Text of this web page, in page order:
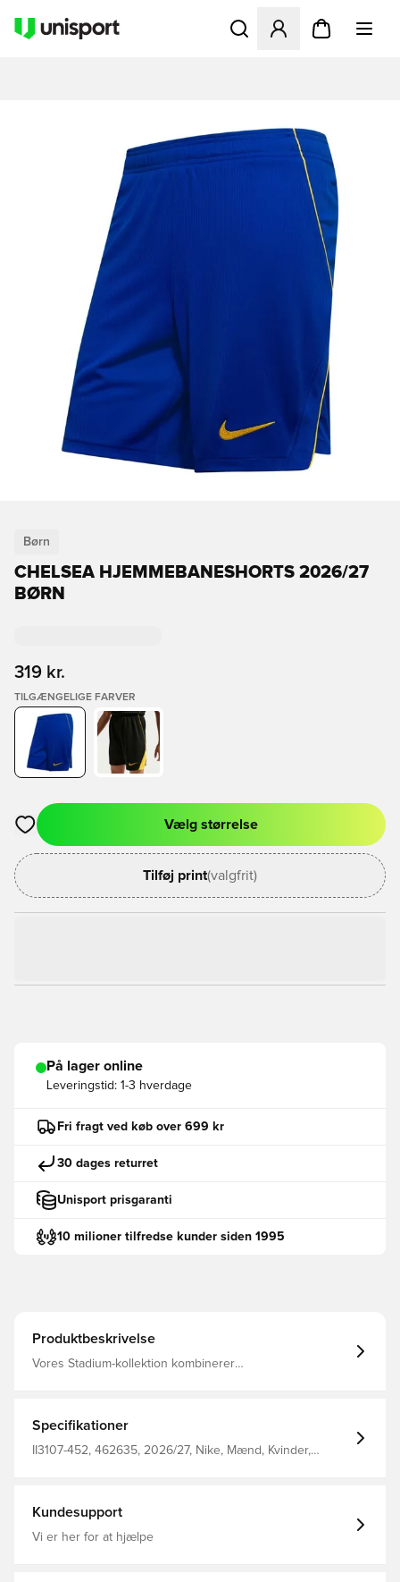
Åbner en Modal til at
Børn
CHELSEA HJEMMEBANESHORTS 2026/27
BØRN
319 kr.
TILGÆNGELIGE FARVER
Åbner en Modal til at logge ind eller tilmelde dig som medlem
Vælg størrelse
Tilføj print(valgfrit)
På lager online
Leveringstid: 1-3 hverdage
Fri fragt ved køb over 699 kr
30 dages returret
Unisport prisgaranti
10 milioner tilfredse kunder siden 1995
Produktbeskrivelse
Vores Stadium-kollektion kombinerer
Specifikationer
II3107-452, 462635, 2026/27, Nike, Mænd, Kvinder,
Kundesupport
Vi er her for at hjælpe